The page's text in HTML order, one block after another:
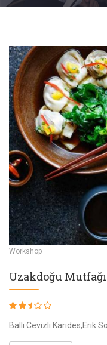
Workshop
Uzakdoğu Mutfağı